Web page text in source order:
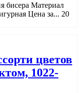
бисера Материал
Цена за... 20
цветов
1022-